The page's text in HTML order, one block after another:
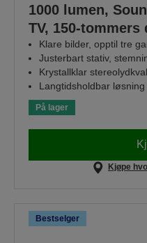
1000 lumen,
TV, 150-tommers
Klare bilder, opptil tre
Justerbart stativ,
Krystallklar
Langtidsholdbar
På lager
Kjøpe
Bestselger